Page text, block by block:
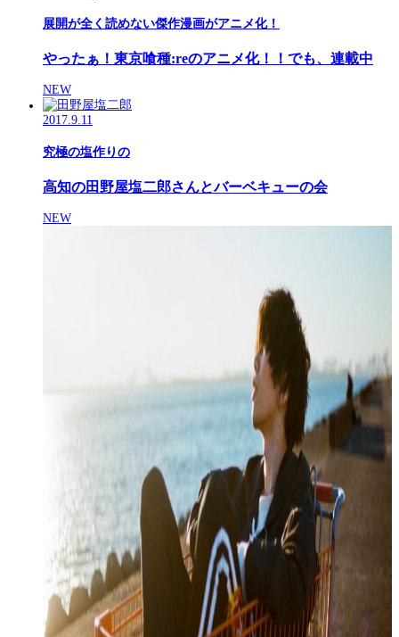
展開が全く読めない傑作漫画がアニメ化！
やったぁ！東京喰種:reのアニメ化！！でも、連載中
NEW
2017.9.11
究極の塩作りの
高知の田野屋塩二郎さんとバーベキューの会
NEW